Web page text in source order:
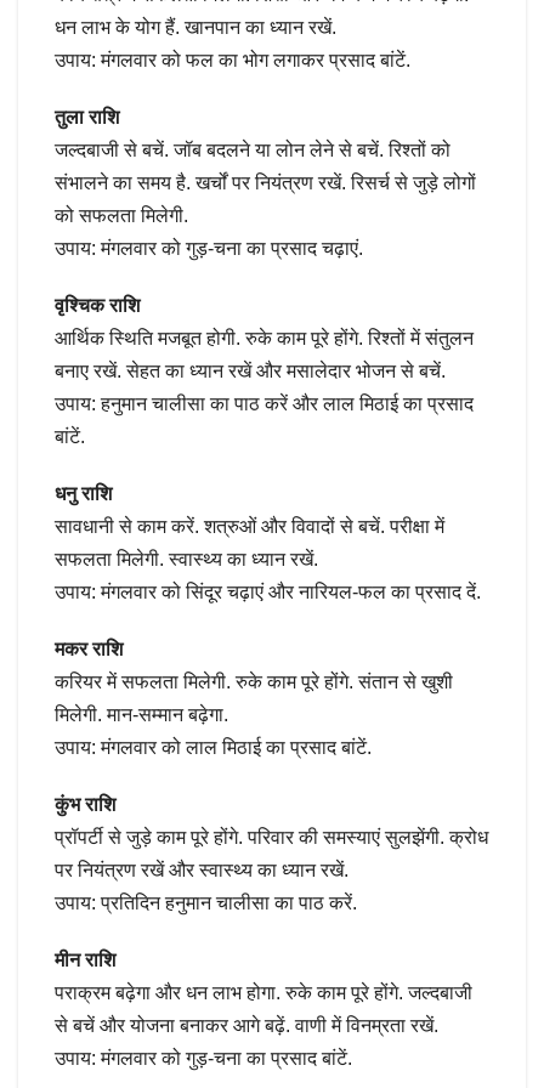
धन लाभ के योग हैं. खानपान का ध्यान रखें.
उपाय: मंगलवार को फल का भोग लगाकर प्रसाद बांटें.
तुला राशि
जल्दबाजी से बचें. जॉब बदलने या लोन लेने से बचें. रिश्तों को
संभालने का समय है. खर्चों पर नियंत्रण रखें. रिसर्च से जुड़े लोगों
को सफलता मिलेगी.
उपाय: मंगलवार को गुड़-चना का प्रसाद चढ़ाएं.
वृश्चिक राशि
आर्थिक स्थिति मजबूत होगी. रुके काम पूरे होंगे. रिश्तों में संतुलन
बनाए रखें. सेहत का ध्यान रखें और मसालेदार भोजन से बचें.
उपाय: हनुमान चालीसा का पाठ करें और लाल मिठाई का प्रसाद
बांटें.
धनु राशि
सावधानी से काम करें. शत्रुओं और विवादों से बचें. परीक्षा में
सफलता मिलेगी. स्वास्थ्य का ध्यान रखें.
उपाय: मंगलवार को सिंदूर चढ़ाएं और नारियल-फल का प्रसाद दें.
मकर राशि
करियर में सफलता मिलेगी. रुके काम पूरे होंगे. संतान से खुशी
मिलेगी. मान-सम्मान बढ़ेगा.
उपाय: मंगलवार को लाल मिठाई का प्रसाद बांटें.
कुंभ राशि
प्रॉपर्टी से जुड़े काम पूरे होंगे. परिवार की समस्याएं सुलझेंगी. क्रोध
पर नियंत्रण रखें और स्वास्थ्य का ध्यान रखें.
उपाय: प्रतिदिन हनुमान चालीसा का पाठ करें.
मीन राशि
पराक्रम बढ़ेगा और धन लाभ होगा. रुके काम पूरे होंगे. जल्दबाजी
से बचें और योजना बनाकर आगे बढ़ें. वाणी में विनम्रता रखें.
उपाय: मंगलवार को गुड़-चना का प्रसाद बांटें.